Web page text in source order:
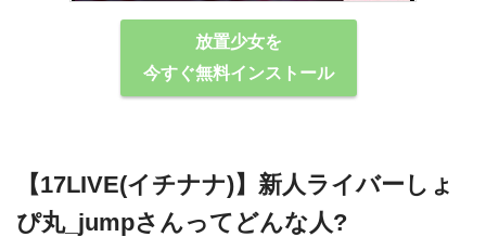
放置少女を
今すぐ無料インストール
【17LIVE(イチナナ)】新人ライバーしょ
ぴ丸_jumpさんってどんな人?